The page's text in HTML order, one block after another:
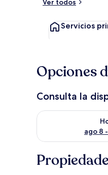
Ver todos
Servicios
Opciones
Consulta la
ago 8
Consulta la